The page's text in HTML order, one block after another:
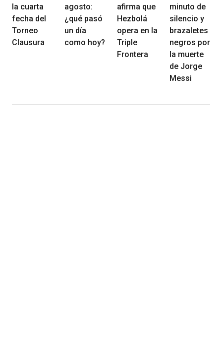
la cuarta
fecha del
Torneo
Clausura
agosto:
¿qué pasó
un día
como hoy?
afirma que
Hezbolá
opera en la
Triple
Frontera
minuto de
silencio y
brazaletes
negros por
la muerte
de Jorge
Messi